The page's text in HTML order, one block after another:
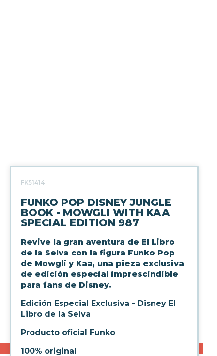
FK51414
FUNKO POP DISNEY JUNGLE
BOOK - MOWGLI WITH KAA
SPECIAL EDITION 987
Revive la gran aventura de El Libro
de la Selva con la figura Funko Pop
de Mowgli y Kaa, una pieza exclusiva
de edición especial imprescindible
para fans de Disney.
Edición Especial Exclusiva - Disney El
Libro de la Selva
Producto oficial Funko
100% original